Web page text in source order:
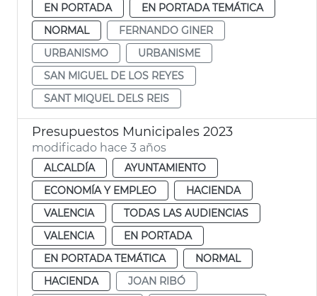
EN PORTADA
EN PORTADA TEMÁTICA
NORMAL
FERNANDO GINER
URBANISMO
URBANISME
SAN MIGUEL DE LOS REYES
SANT MIQUEL DELS REIS
Presupuestos Municipales 2023
modificado hace 3 años
ALCALDÍA
AYUNTAMIENTO
ECONOMÍA Y EMPLEO
HACIENDA
VALENCIA
TODAS LAS AUDIENCIAS
VALENCIA
EN PORTADA
EN PORTADA TEMÁTICA
NORMAL
HACIENDA
JOAN RIBÓ